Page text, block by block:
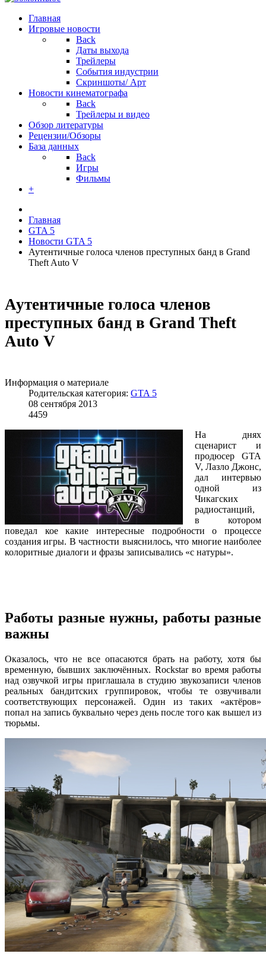
Главная
Игровые новости
Back
Даты выхода
Трейлеры
События индустрии
Скриншоты/ Арт
Новости кинематографа
Back
Трейлеры и видео
Обзор литературы
Рецензии/Обзоры
База данных
Back
Игры
Фильмы
+
Главная
GTA 5
Новости GTA 5
Аутентичные голоса членов преступных банд в Grand
Theft Auto V
Аутентичные голоса членов
преступных банд в Grand Theft
Auto V
Информация о материале
Родительская категория: GTA 5
08 сентября 2013
4459
На днях
сценарист и
продюсер GTA
V, Лазло Джонс,
дал интервью
одной из
Чикагских
радиостанций,
в котором
поведал кое какие интересные подробности о процессе
создания игры. В частности выяснилось, что многие наиболее
колоритные диалоги и фразы записывались «с натуры».
Работы разные нужны, работы разные
важны
Оказалось, что не все опасаются брать на работу, хотя бы
временную, бывших заключённых. Rockstar во время работы
над озвучкой игры приглашала в студию звукозаписи членов
реальных бандитских группировок, чтобы те озвучивали
соответствующих персонажей. Один из таких «актёров»
попал на запись буквально через день после того как вышел из
тюрьмы.